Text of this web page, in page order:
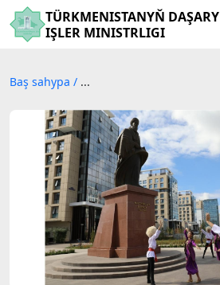
TÜRKMENISTANYŇ DAŞARY
IŞLER MINISTRLIGI
Baş sahypa / ...